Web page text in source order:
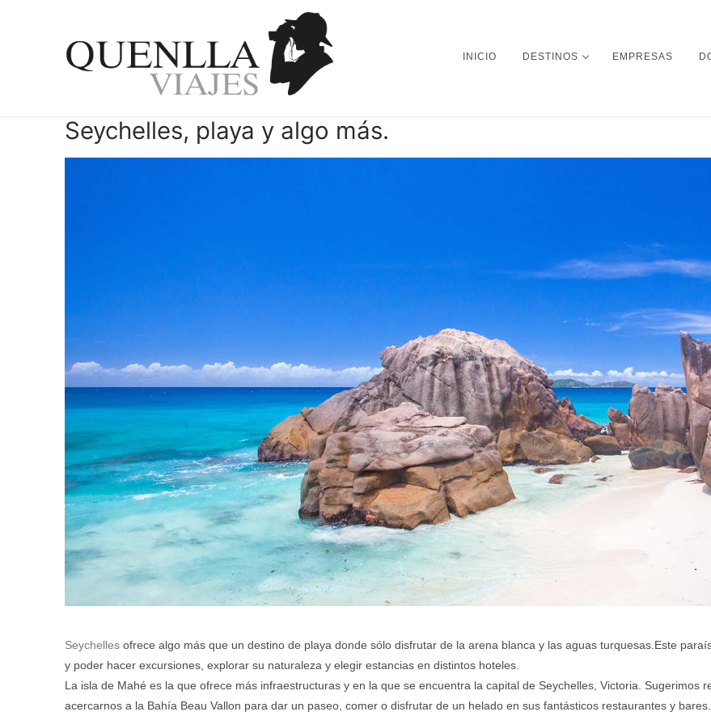
INICIO DESTINOS EMPRESAS
Seychelles, playa y algo más.
Seychelles ofrece algo más que un destino de playa donde sólo disfrutar de la arena blanca y las aguas turquesas. Este
y poder hacer excursiones, explorar su naturaleza y elegir estancias en distintos hoteles.
La isla de Mahé es la que ofrece más infraestructuras y en la que se encuentra la capital de Seychelles, Victoria. Sugerimos
acercarnos a la Bahía Beau Vallon para dar un paseo, comer o disfrutar de un helado en sus fantásticos restaurantes y bares.